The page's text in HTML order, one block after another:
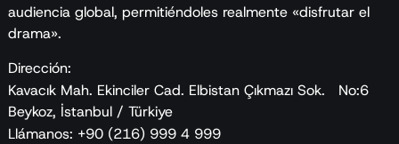
audiencia global, permitiéndoles realmente «disfrutar el
drama».
Dirección:
Kavacık Mah. Ekinciler Cad. Elbistan Çıkmazı Sok. No:6
Beykoz, İstanbul / Türkiye
Llámanos: +90 (216) 999 4 999